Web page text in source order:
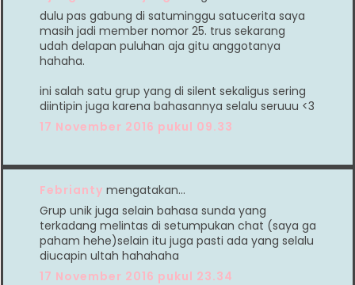
dulu pas gabung di satuminggu satucerita saya
masih jadi member nomor 25. trus sekarang
udah delapan puluhan aja gitu anggotanya
hahaha.
ini salah satu grup yang di silent sekaligus sering
diintipin juga karena bahasannya selalu seruuu <3
17 November 2016 pukul 09.33
Febrianty mengatakan…
Grup unik juga selain bahasa sunda yang
terkadang melintas di setumpukan chat (saya ga
paham hehe)selain itu juga pasti ada yang selalu
diucapin ultah hahahaha
17 November 2016 pukul 23.34